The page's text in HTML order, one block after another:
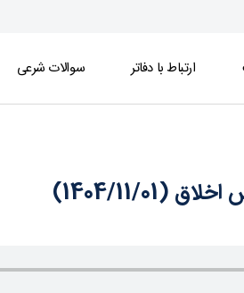
ارتباط با دفاتر سوالات شرعی
(1404/11/01)